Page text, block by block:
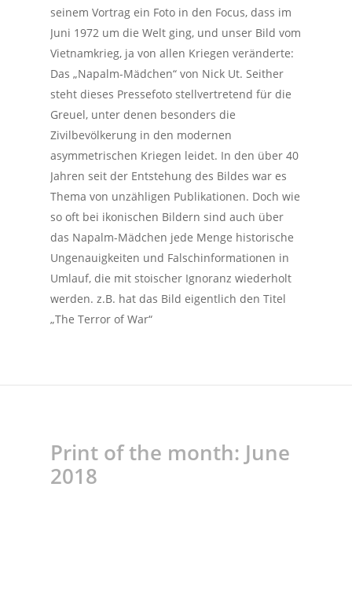
seinem Vortrag ein Foto in den Focus, dass im
Juni 1972 um die Welt ging, und unser Bild vom
Vietnamkrieg, ja von allen Kriegen veränderte:
Das „Napalm-Mädchen“ von Nick Ut. Seither
steht dieses Pressefoto stellvertretend für die
Greuel, unter denen besonders die
Zivilbevölkerung in den modernen
asymmetrischen Kriegen leidet. In den über 40
Jahren seit der Entstehung des Bildes war es
Thema von unzähligen Publikationen. Doch wie
so oft bei ikonischen Bildern sind auch über
das Napalm-Mädchen jede Menge historische
Ungenauigkeiten und Falschinformationen in
Umlauf, die mit stoischer Ignoranz wiederholt
werden. z.B. hat das Bild eigentlich den Titel
„The Terror of War“
Print of the month: June
2018